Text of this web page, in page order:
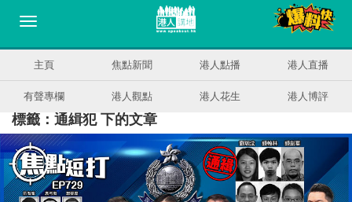
主頁 焦點新聞 港人點播 港人直播
有聲專欄 港人觀點 港人花生 港人博評
標籤：通緝犯 下的文章